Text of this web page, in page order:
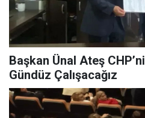
Başkan Ünal Ateş
Gündüz Çalışacağız